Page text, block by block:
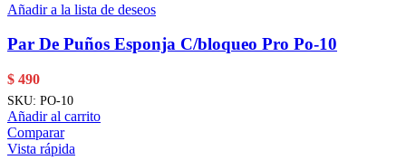
Añadir a la lista de deseos
Par De Puños Esponja C/bloqueo Pro Po-10
$ 490
SKU: PO-10
Añadir al carrito
Comparar
Vista rápida